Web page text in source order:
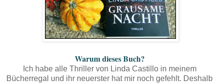
Warum dieses Buch?
Ich habe alle Thriller von Linda Castillo in meinem
Bücherregal und ihr neuerster hat mir noch gefehlt. Deshalb